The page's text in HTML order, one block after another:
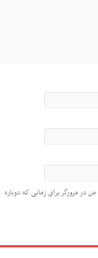
در مرورگر برای زمانی که دوباره